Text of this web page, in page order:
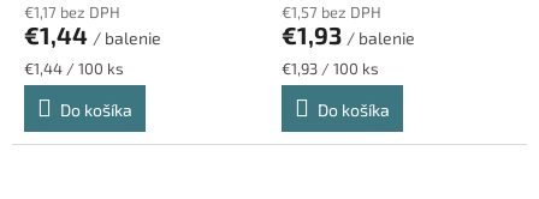
€1,17 bez DPH
€1,44 / balenie
Jednotková
cena:
€1,44 / 100 ks
Do košíka
€1,57 bez DPH
€1,93 / balenie
Jednotková
cena:
€1,93 / 100 ks
Do košíka